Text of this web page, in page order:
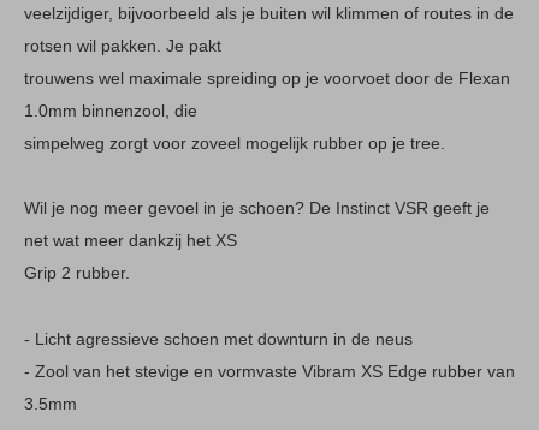
veelzijdiger, bijvoorbeeld als je buiten wil klimmen of routes in de
rotsen wil pakken. Je pakt
trouwens wel maximale spreiding op je voorvoet door de Flexan
1.0mm binnenzool, die
simpelweg zorgt voor zoveel mogelijk rubber op je tree.
Wil je nog meer gevoel in je schoen? De Instinct VSR geeft je
net wat meer dankzij het XS
Grip 2 rubber.
- Licht agressieve schoen met downturn in de neus
- Zool van het stevige en vormvaste Vibram XS Edge rubber van
3.5mm